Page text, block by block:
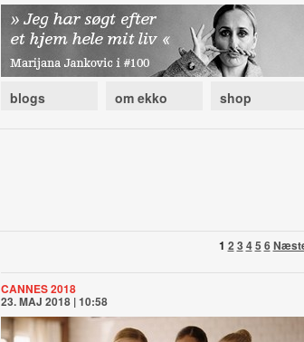
blogs om ekko shop
1 2 3 45 6
CANNES 2018
23. MAJ 2018 | 10:58